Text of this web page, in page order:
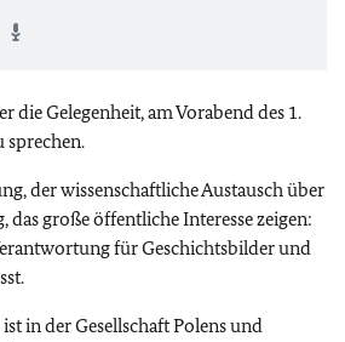
die Gelegenheit, am Vorabend des 1.
sprechen.
der wissenschaftliche Austausch über
das große öffentliche Interesse zeigen:
für Geschichtsbilder und
in der Gesellschaft Polens und